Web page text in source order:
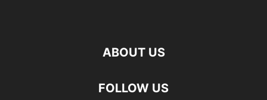
ABOUT US
FOLLOW US